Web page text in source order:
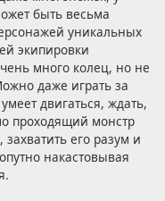
быть весьма
уникальных
экипировки
много колец, но не
даже играть за
двигаться, ждать,
проходящий монстр
его разум и
накастовывая